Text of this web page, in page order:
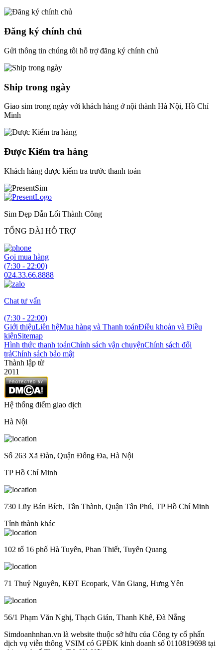
Đăng ký chính chủ
Gửi thông tin chúng tôi hỗ trợ đăng ký chính chủ
Ship trong ngày
Giao sim trong ngày với khách hàng ở nội thành Hà Nội, Hồ Chí
Minh
Được Kiểm tra hàng
Khách hàng được kiểm tra trước thanh toán
Sim Đẹp Dẫn Lối Thành Công
TỔNG ĐÀI HỖ TRỢ
Gọi mua hàng
(7:30 - 22:00)
024.33.66.8888
Chat tư vấn
(7:30 - 22:00)
Giới thiệuLiên hệMua hàng và Thanh toánĐiều khoản và Điều
kiệnSitemap
Hình thức thanh toánChính sách vận chuyệnChính sách đổi
trảChính sách bảo mật
Thành lập từ
2011
Hệ thống điểm giao dịch
Hà Nội
Số 263 Xã Đàn, Quận Đống Đa, Hà Nội
TP Hồ Chí Minh
730 Lũy Bán Bích, Tân Thành, Quận Tân Phú, TP Hồ Chí Minh
Tỉnh thành khác
102 tổ 16 phố Hà Tuyên, Phan Thiết, Tuyên Quang
71 Thuỷ Nguyên, KĐT Ecopark, Văn Giang, Hưng Yên
56/1 Phạm Văn Nghị, Thạch Gián, Thanh Khê, Đà Nẵng
Simdoanhnhan.vn là website thuộc sở hữu của Công ty cổ phẩn
dịch vụ viễn thông VSIM có GPĐK kinh doanh số 0110819698 tại